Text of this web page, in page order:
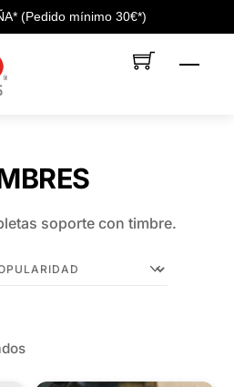
(Pedido mínimo 30€*)
soporte con timbre.
Ordenado